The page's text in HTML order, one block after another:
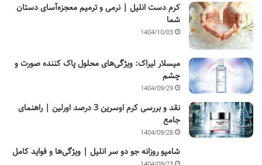
کرم دست انلیل | نرمی و ترمیم معجزه‌آسای دستان
شما
1404/10/03
میسلار لیراک: ویژگی‌های محلول پاک کننده صورت و
چشم
1404/09/29
نقد و بررسی کرم اوسرین 3 درصد اورلین | راهنمای
جامع
1404/09/28
شامپو روزانه جو دو سر انلیل | ویژگی‌ها و فواید کامل